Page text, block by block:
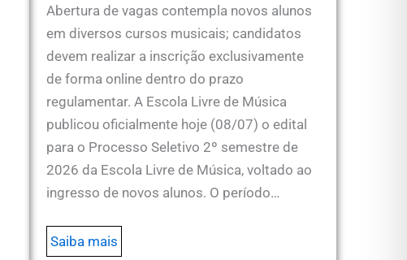
Abertura de vagas contempla novos alunos
em diversos cursos musicais; candidatos
devem realizar a inscrição exclusivamente
de forma online dentro do prazo
regulamentar. A Escola Livre de Música
publicou oficialmente hoje (08/07) o edital
para o Processo Seletivo 2º semestre de
2026 da Escola Livre de Música, voltado ao
ingresso de novos alunos. O período…
Saiba mais